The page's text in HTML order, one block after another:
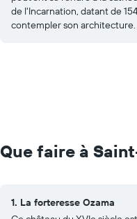
de l'Incarnation, datant de
contempler son architecture.
Que faire à
1. La forteresse Ozama